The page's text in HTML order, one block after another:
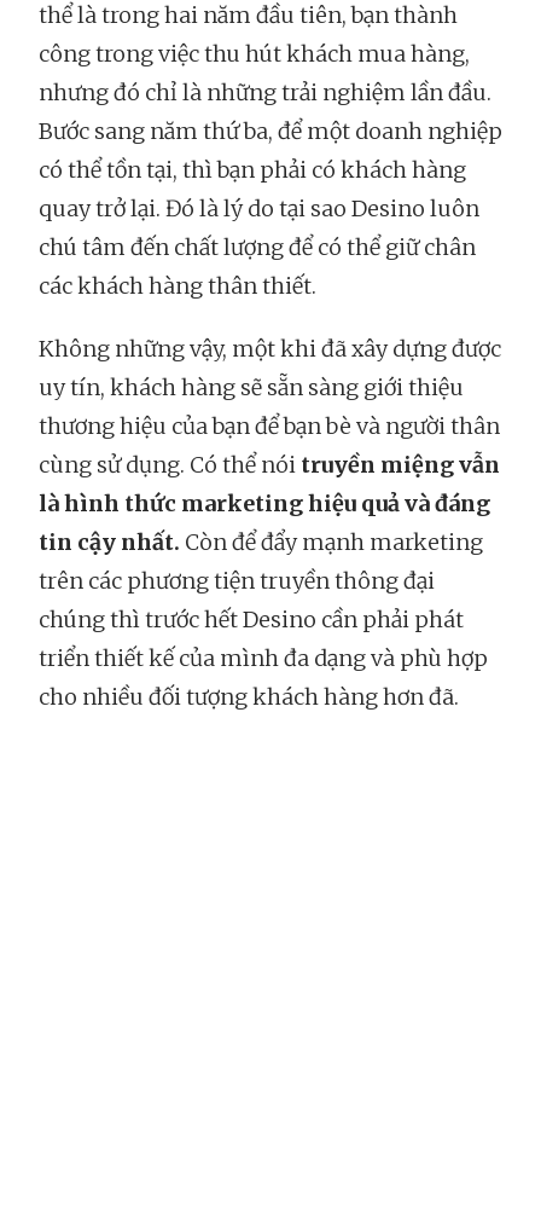
thể là trong hai năm đầu tiên, bạn thành
công trong việc thu hút khách mua hàng,
nhưng đó chỉ là những trải nghiệm lần đầu.
Bước sang năm thứ ba, để một doanh nghiệp
có thể tồn tại, thì bạn phải có khách hàng
quay trở lại. Đó là lý do tại sao Desino luôn
chú tâm đến chất lượng để có thể giữ chân
các khách hàng thân thiết.
Không những vậy, một khi đã xây dựng được
uy tín, khách hàng sẽ sẵn sàng giới thiệu
thương hiệu của bạn để bạn bè và người thân
cùng sử dụng. Có thể nói truyền miệng vẫn
là hình thức marketing hiệu quả và đáng
tin cậy nhất. Còn để đẩy mạnh marketing
trên các phương tiện truyền thông đại
chúng thì trước hết Desino cần phải phát
triển thiết kế của mình đa dạng và phù hợp
cho nhiều đối tượng khách hàng hơn đã.